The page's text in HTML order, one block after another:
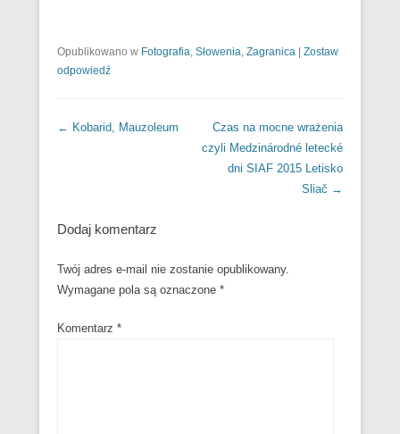
Opublikowano w Fotografia, Słowenia, Zagranica
Zostaw
odpowiedź
Nawigacja wpisów
← Kobarid, Mauzoleum
Czas na mocne wrażenia
czyli Medzinárodné letecké
dni SIAF 2015 Letisko
Sliač →
Dodaj komentarz
Twój adres e-mail nie zostanie opublikowany.
Wymagane pola są oznaczone *
Komentarz *